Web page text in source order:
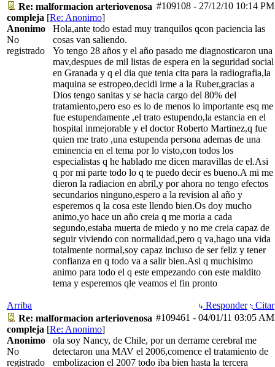
#109108 - 27/12/10 10:14 PM
Re: malformacion arteriovenosa
compleja [Re: Anonimo]
Anonimo
No
registrado
Hola,ante todo estad muy tranquilos qcon paciencia las
cosas van saliendo.
Yo tengo 28 años y el año pasado me diagnosticaron una
mav,despues de mil listas de espera en la seguridad social
en Granada y q el dia que tenia cita para la radiografia,la
maquina se estropeo,decidi irme a la Ruber,gracias a
Dios tengo sanitas y se hacia cargo del 80% del
tratamiento,pero eso es lo de menos lo importante esq me
fue estupendamente ,el trato estupendo,la estancia en el
hospital inmejorable y el doctor Roberto Martinez,q fue
quien me trato ,una estupenda persona ademas de una
eminencia en el tema por lo visto,con todos los
especialistas q he hablado me dicen maravillas de el.Asi
q por mi parte todo lo q te puedo decir es bueno.A mi me
dieron la radiacion en abril,y por ahora no tengo efectos
secundarios ninguno,espero a la revision al año y
esperemos q la cosa este llendo bien.Os doy mucho
animo,yo hace un año creia q me moria a cada
segundo,estaba muerta de miedo y no me creia capaz de
seguir viviendo con normalidad,pero q va,hago una vida
totalmente normal,soy capaz incluso de ser feliz y tener
confianza en q todo va a salir bien.Asi q muchisimo
animo para todo el q este empezando con este maldito
tema y esperemos qle veamos el fin pronto
Arriba Responder
Citar
#109461 - 04/01/11 03:05 AM
Re: malformacion arteriovenosa
compleja [Re: Anonimo]
Anonimo
No
registrado
ola soy Nancy, de Chile, por un derrame cerebral me
detectaron una MAV el 2006,comence el tratamiento de
embolizacion el 2007 todo iba bien hasta la tercera